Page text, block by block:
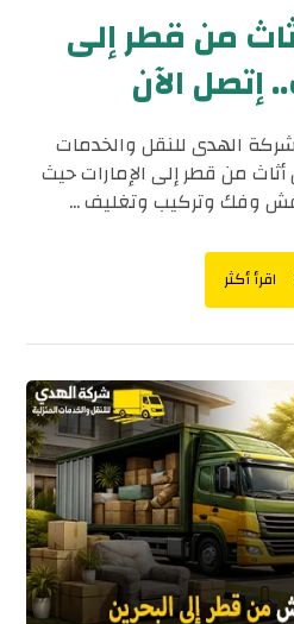
من قطر إلى
إتصل الآن
الهدى للنقل والخدمات
من قطر إلى الإمارات حيث
وفك وتركيب وتغليف ...
اقرأ أكثر